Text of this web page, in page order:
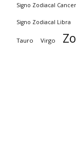
Signo Zodiacal Cancer
Signo Zodiacal Libra
Tauro Virgo